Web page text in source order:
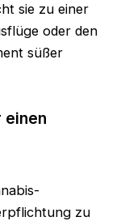
sie zu einer
oder den
süßer
einen
zu